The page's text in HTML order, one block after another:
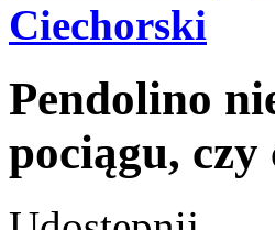
Ciechorski
Pendolino
pociągu, czy